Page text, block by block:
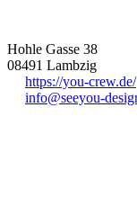
Hohle Gasse 38
08491 Lambzig
https://you-crew.de/
info@seeyou-